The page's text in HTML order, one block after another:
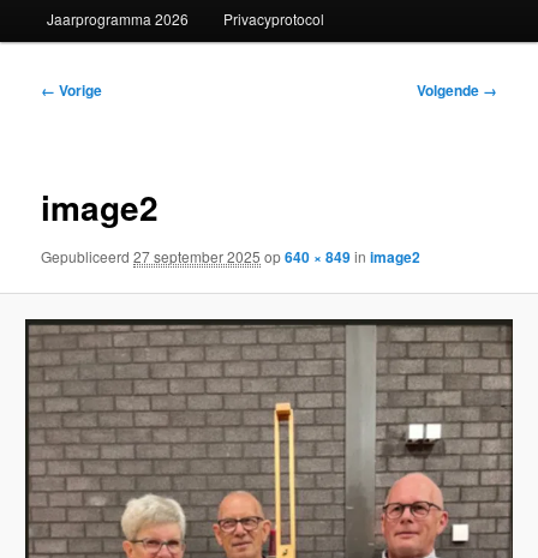
Jaarprogramma 2026 Privacyprotocol
Afbeeldingsnavigatie
← Vorige Volgende →
image2
Gepubliceerd27 september 2025 op640 × 849inimage2